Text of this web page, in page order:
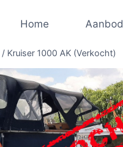
Home Aanbod
/ Kruiser 1000 AK (Verkocht)